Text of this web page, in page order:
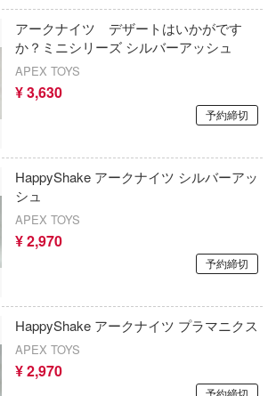
アークナイツ デザートはいかがです
か？ミニシリーズ シルバーアッシュ
APEX TOYS
¥ 3,630
予約締切
HappyShake アークナイツ シルバーアッ
シュ
APEX TOYS
¥ 2,970
予約締切
HappyShake アークナイツ プラマニクス
APEX TOYS
¥ 2,970
予約締切
転生したらスライムだった件
D.Gray-man
転生したら第七王子だったので、気まま
極めます
ディズニー
デート・ア・ライブ
天元突破グレンラガン
To LOVEる (とらぶる)
る隣のアーリャ